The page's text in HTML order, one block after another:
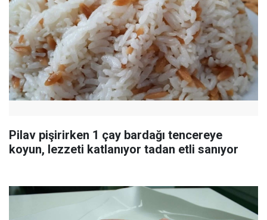
Pilav pişirirken 1 çay bardağı tencereye
koyun, lezzeti katlanıyor tadan etli sanıyor